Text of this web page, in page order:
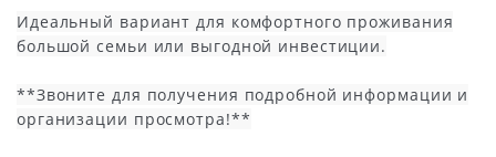
Идеальный вариант для комфортного проживания
большой семьи или выгодной инвестиции.
**Звоните для получения подробной информации и
организации просмотра!**